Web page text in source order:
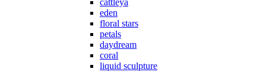
cattleya
eden
floral stars
petals
daydream
coral
liquid sculpture